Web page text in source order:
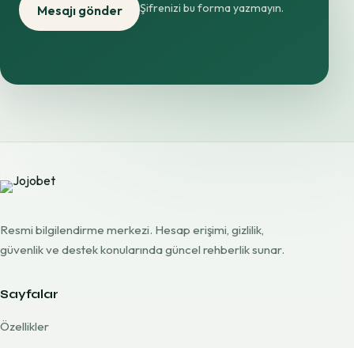
Mesajı gönder Şifrenizi bu forma yazmayın.
Resmi bilgilendirme merkezi. Hesap erişimi, gizlilik,
güvenlik ve destek konularında güncel rehberlik sunar.
Sayfalar
Özellikler